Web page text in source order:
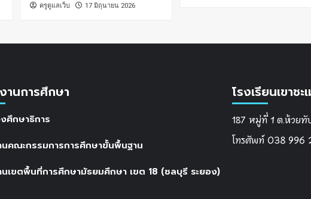
ครูดูแลเว็บ 17 มิถุนายน 2026
านการศึกษา
ศึกษาธิการ
นคณะกรรมการการศึกษาขั้นพื้นฐาน
นเขตพื้นที่การศึกษามัธยมศึกษา เขต 18 (ชลบุรี ระยอง)
โรงเรียนเขาชะ
187 หมู่ที่ 1 ต.ห้วยทั
โทรศัพท์ 038 996